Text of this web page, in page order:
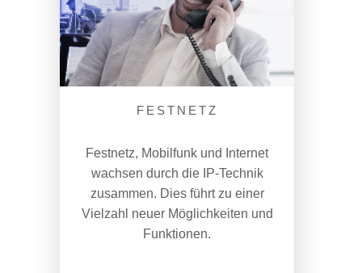
FESTNETZ
Festnetz, Mobilfunk und Internet
wachsen durch die IP-Technik
zusammen. Dies führt zu einer
Vielzahl neuer Möglichkeiten und
Funktionen.